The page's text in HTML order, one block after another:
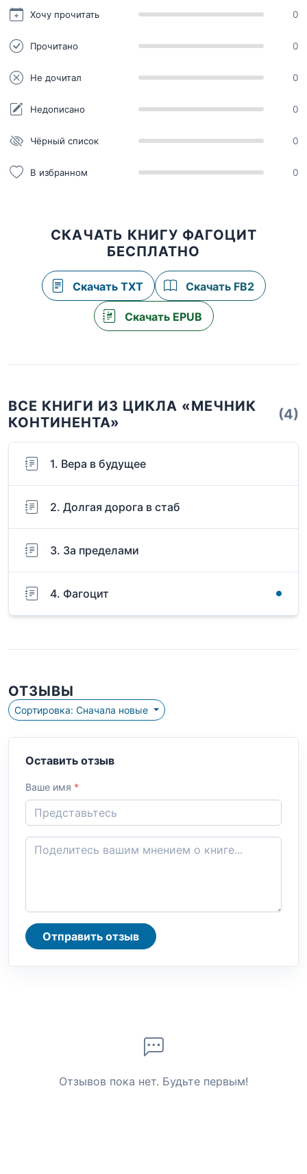
Хочу прочитать 0
Прочитано 0
Не дочитал 0
Недописано 0
Чёрный список 0
В избранном 0
СКАЧАТЬ КНИГУ ФАГОЦИТ
БЕСПЛАТНО
Скачать TXT Скачать FB2
Скачать EPUB
ВСЕ КНИГИ ИЗ ЦИКЛА «МЕЧНИК
КОНТИНЕНТА»
(4)
1. Вера в будущее
2. Долгая дорога в стаб
3. За пределами
4. Фагоцит
ОТЗЫВЫ
Сортировка: Сначала новые
Оставить отзыв
Ваше имя *
Отправить отзыв
Отзывов пока нет. Будьте первым!